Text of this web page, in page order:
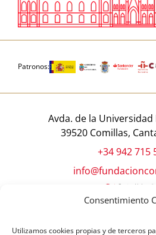
Consentimiento
Utilizamos cookies propias y de terceros
Patronos:
Avda. de la
39520 Comillas,
+34 942 715